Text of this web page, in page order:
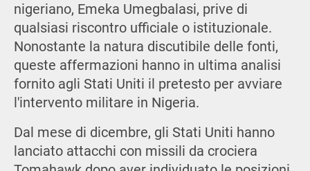
nigeriano, Emeka Umegbalasi, prive di
qualsiasi riscontro ufficiale o istituzionale.
Nonostante la natura discutibile delle fonti,
queste affermazioni hanno in ultima analisi
fornito agli Stati Uniti il pretesto per avviare
l'intervento militare in Nigeria.
Dal mese di dicembre, gli Stati Uniti hanno
lanciato attacchi con missili da crociera